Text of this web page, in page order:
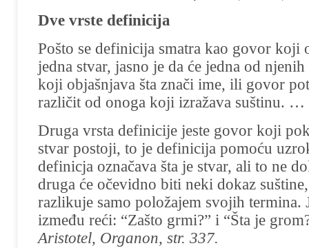
Dve vrste definicija
Pošto se definicija smatra kao govor koji
jedna stvar, jasno je da će jedna od
koji objašnjava šta znači ime, ili govor
različit od onoga koji izražava suštinu. …
Druga vrsta definicije jeste govor koji
stvar postoji, to je definicija pomoću
definicja označava šta je stvar, ali to ne
druga će očevidno biti neki dokaz
razlikuje samo položajem svojih termina.
između reći: “Zašto grmi?” i “Šta je
Aristotel, Organon, str. 337.